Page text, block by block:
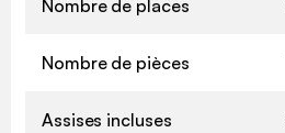
Nombre de places
Nombre de pièces
Assises incluses